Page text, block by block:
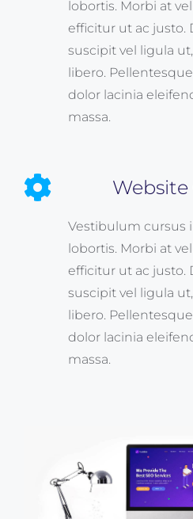
lobortis. Morbi at
efficitur ut ac justo.
suscipit vel ligula
libero.
dolor lacinia
massa.
Vestibulum cursus
lobortis. Morbi at
efficitur ut ac justo.
suscipit vel ligula
libero.
dolor lacinia
massa.